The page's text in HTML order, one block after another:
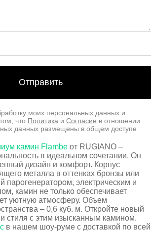
моих персональных данных и
что Политика и Согласие в отношении
данных размещены в общем доступе
камин Flambe от RUGIANO –
в идеальном сочетании. Он
дизайн и комфорт. Корпус
металла в оттенках бронзы или
электрическим и
камин не только обеспечивает
уютную атмосферу. Объем
– 0,6 куб. м. Откройте новый
стиля с этим изысканным камином.
в нашем шоу-руме с доставкой по всей